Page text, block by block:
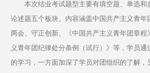
本次结业考试题型主要有填空题、单选和
论述题五个板块。内容涵盖中国共产主义青年
两会、守正创新、《中国共产主义青年团章程
义青年团纪律处分条例（试行）》等，学员通
的学习，一方面加深了学员对团组织的了解，